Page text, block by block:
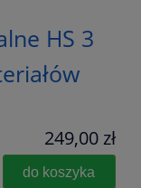
HS 3
249,00 zł
do koszyka